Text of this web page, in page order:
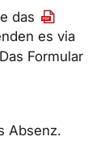
das
es via
Formular
Absenz.